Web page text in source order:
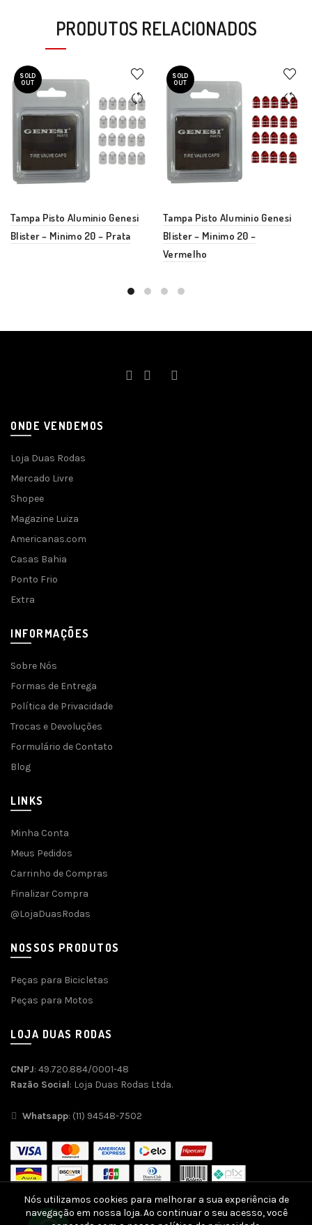
PRODUTOS RELACIONADOS
SOLD
OUT
Tampa Pisto Aluminio Genesi
Blister – Minimo 20 – Prata
SOLD
OUT
Tampa Pisto Aluminio Genesi
Blister – Minimo 20 –
Vermelho
ONDE VENDEMOS
Loja Duas Rodas
Mercado Livre
Shopee
Magazine Luiza
Americanas.com
Casas Bahia
Ponto Frio
Extra
INFORMAÇÕES
Sobre Nós
Formas de Entrega
Política de Privacidade
Trocas e Devoluções
Formulário de Contato
Blog
LINKS
Minha Conta
Meus Pedidos
Carrinho de Compras
Finalizar Compra
@LojaDuasRodas
NOSSOS PRODUTOS
Peças para Bicicletas
Peças para Motos
LOJA DUAS RODAS
CNPJ: 49.720.884/0001-48
Razão Social: Loja Duas Rodas Ltda.
Whatsapp: (11) 94548-7502
Nós utilizamos cookies para melhorar a sua experiência de
navegação em nossa loja. Ao continuar o seu acesso, você